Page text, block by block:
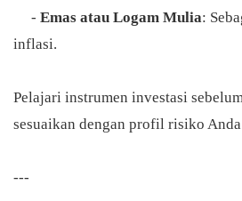
- Emas atau Logam Mulia:
inflasi.
Pelajari instrumen investasi
sesuaikan dengan profil risiko
---